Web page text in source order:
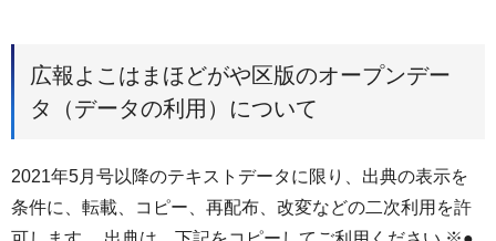
広報よこはまほどがや区版のオープンデー
タ（データの利用）について
2021年5月号以降のテキストデータに限り、出典の表示を
条件に、転載、コピー、再配布、改変などの二次利用を許